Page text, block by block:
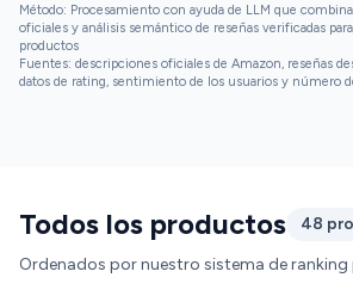
combine estilo, durabilidad y confort
razonable, el Cabecero es una gran
aire renovado al dormitorio sin
Método: Procesamiento con ayuda de LLM que
oficiales y análisis semántico de reseñas verificadas
productos
Fuentes: descripciones oficiales de Amazon, reseñas
datos de rating, sentimiento de los usuarios y número
Todos los productos
48
Ordenados por nuestro sistema de